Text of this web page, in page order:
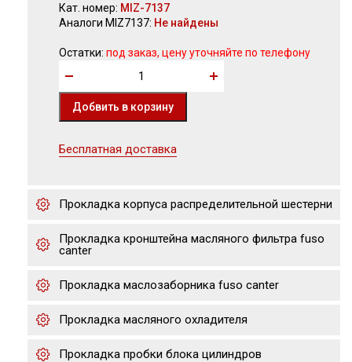
Кат. номер: MIZ-7137
Аналоги MIZ7137: Не найдены
Остатки: под заказ, цену уточняйте по телефону
Бесплатная доставка
Прокладка корпуса распределительной шестерни
Прокладка кронштейна масляного фильтра fuso
canter
Прокладка маслозаборника fuso canter
Прокладка масляного охладителя
Прокладка пробки блока цилиндров